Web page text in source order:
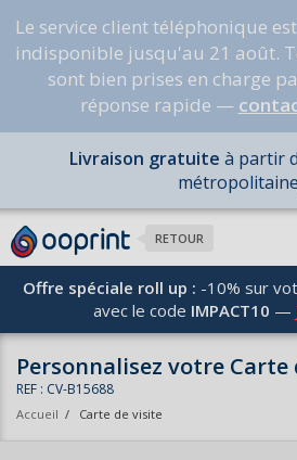
Le service client téléphonique
indisponible jusqu'au 21 août.
sont bien prises en charge
réponse rapide —
Livraison gratuite à partir
RETOUR
Offre spéciale roll up : -10% sur
avec le code IMPACT10 —
Personnalisez votre Carte
REF : CV-B15688
Accueil / Carte de visite